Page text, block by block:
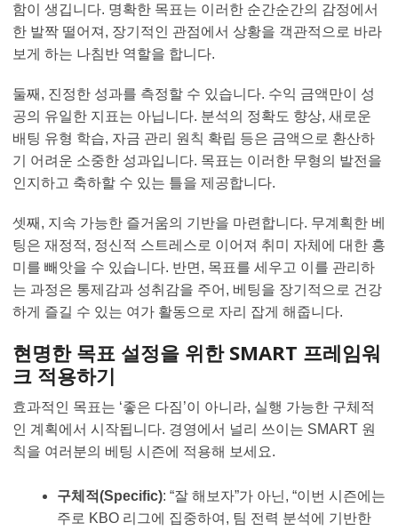
함이 생깁니다. 명확한 목표는 이러한 순간순간의 감정에서
한 발짝 떨어져, 장기적인 관점에서 상황을 객관적으로 바라
보게 하는 나침반 역할을 합니다.
둘째, 진정한 성과를 측정할 수 있습니다. 수익 금액만이 성
공의 유일한 지표는 아닙니다. 분석의 정확도 향상, 새로운
배팅 유형 학습, 자금 관리 원칙 확립 등은 금액으로 환산하
기 어려운 소중한 성과입니다. 목표는 이러한 무형의 발전을
인지하고 축하할 수 있는 틀을 제공합니다.
셋째, 지속 가능한 즐거움의 기반을 마련합니다. 무계획한 베
팅은 재정적, 정신적 스트레스로 이어져 취미 자체에 대한 흥
미를 빼앗을 수 있습니다. 반면, 목표를 세우고 이를 관리하
는 과정은 통제감과 성취감을 주어, 베팅을 장기적으로 건강
하게 즐길 수 있는 여가 활동으로 자리 잡게 해줍니다.
현명한 목표 설정을 위한 SMART 프레임워
크 적용하기
효과적인 목표는 ‘좋은 다짐’이 아니라, 실행 가능한 구체적
인 계획에서 시작됩니다. 경영에서 널리 쓰이는 SMART 원
칙을 여러분의 베팅 시즌에 적용해 보세요.
구체적(Specific): “잘 해보자”가 아닌, “이번 시즌에는
주로 KBO 리그에 집중하여, 팀 전력 분석에 기반한